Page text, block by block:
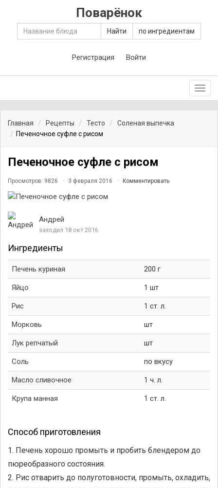
Поварёнок
Найти по ингредиентам
Регистрация Войти
Главная Рецепты Тесто
Соленая выпечка
Печеночное суфле с рисом
Печеночное суфле с рисом
Просмотров: 9826 3 февраля 2016 Комментировать
Андрей
заходил 18 окт 2016
Ингредиенты
Печень куриная 200 г
Яйцо 1 шт
Рис 1 ст. л.
Морковь шт
Лук репчатый шт
Соль по вкусу
Масло сливочное 1 ч. л.
Крупа манная 1 ст. л.
Способ приготовления
1. Печень хорошо промыть и пробить блендером до
пюреобразного состояния.
2. Рис отварить до полуготовности, промыть, охладить,